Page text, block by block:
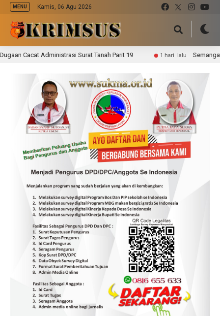
MENU Kamis, 06 Agu 2026
Administrasi Surat Tanah Parit 19 1 hari lalu Semangat